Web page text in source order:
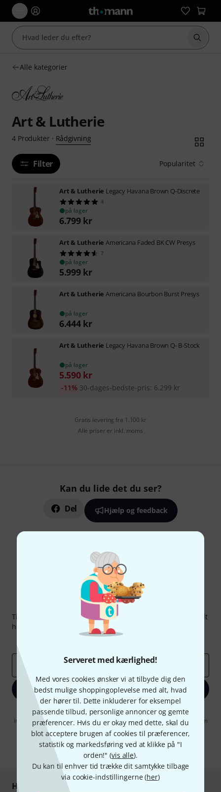
Serveret med kærlighed!
Med vores cookies ønsker vi at tilbyde dig den
bedst mulige shoppingoplevelse med alt, hvad
der hører til. Dette inkluderer for eksempel
passende tilbud, personlige annoncer og gemte
præferencer. Hvis du er okay med dette, skal du
blot acceptere brugen af cookies til præferencer,
statistik og markedsføring ved at klikke på "I
orden!" (vis alle).
Du kan til enhver tid trække dit samtykke tilbage
via cookie-indstillingerne (her)
Start
Alle kategorier
Art & Lutherie
4 Produkter· Rådgivning
Filter Popularitet
Art & Lutherie Legacy Havana Brown Q-Discrete
4
på lager
6.799 kr
Art & Lutherie Americana Faded BK CW Presys
7
på lager
5.999 kr
Art & Lutherie Americana Bourbon Burst Presys
på lager
6.444 kr
Art & Lutherie Legacy Havana Brown Q- B-Stock
på lager
5.590 kr
30-dages-bedste-pris: 6.299 kr
-11%
Gratis levering fra 1.100 kr
Alle priser er inkl. moms
Kan du lide det du ser?
Del Hjælp og feedback
Thomann Newsletter
Tilmeld dig Thomann Nyhedsbrevet på engelsk og med lidt
held kan du vinde en af50 gavekort
Email adresse*
Tilmeld dig nu
Når jeg klikker på "Tilmeld dig nu", erklærer jeg mig samtidig
indforstået med at modtage e-mail-reklame. Dette tilsagn kan når som
helst trækkes tilbage. Find yderligere informationer i vores
informationer om databeskyttelse.
* Obligatorisk felt
Handl og betal sikkert